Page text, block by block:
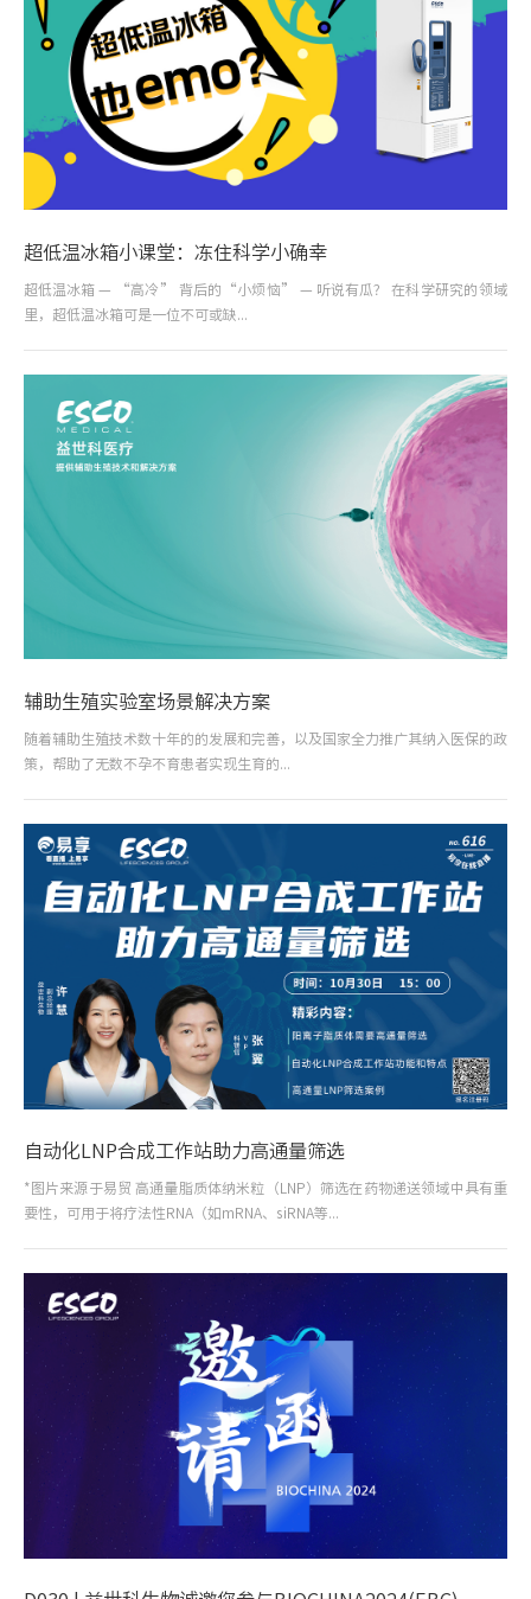
超低温冰箱小课堂：冻住科学小确幸
超低温冰箱 — “高冷” 背后的“小烦恼” — 听说有瓜？ 在科学研究的领域
里，超低温冰箱可是一位不可或缺...
辅助生殖实验室场景解决方案
随着辅助生殖技术数十年的的发展和完善，以及国家全力推广其纳入医保的政
策，帮助了无数不孕不育患者实现生育的...
自动化LNP合成工作站助力高通量筛选
*图片来源于易贸 高通量脂质体纳米粒（LNP）筛选在药物递送领域中具有重
要性，可用于将疗法性RNA（如mRNA、siRNA等...